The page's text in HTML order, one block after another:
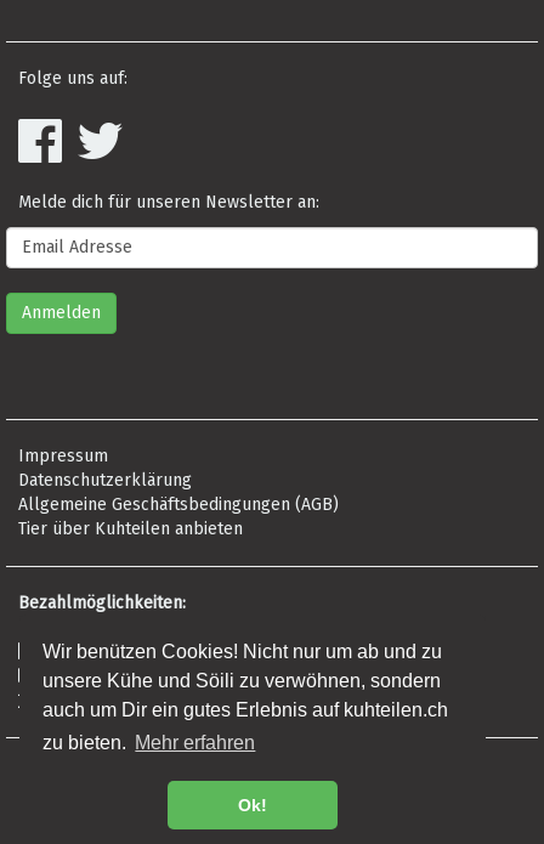
Wir benützen Cookies! Nicht nur um ab und zu
unsere Kühe und Söili zu verwöhnen, sondern
auch um Dir ein gutes Erlebnis auf kuhteilen.ch
zu bieten. Mehr erfahren
Ok!
Folge uns auf:
Melde dich für unseren Newsletter an:
Impressum
Datenschutzerklärung
Allgemeine Geschäftsbedingungen (AGB)
Tier über Kuhteilen anbieten
Bezahlmöglichkeiten:
Risikofrei per Rechnung
Kreditkarte (Visa, Mastercard, Amex)
Banküberweisung (Frist: 5 Tage)
Fleisch Online Bestellen - Direkt ab Bio Hof